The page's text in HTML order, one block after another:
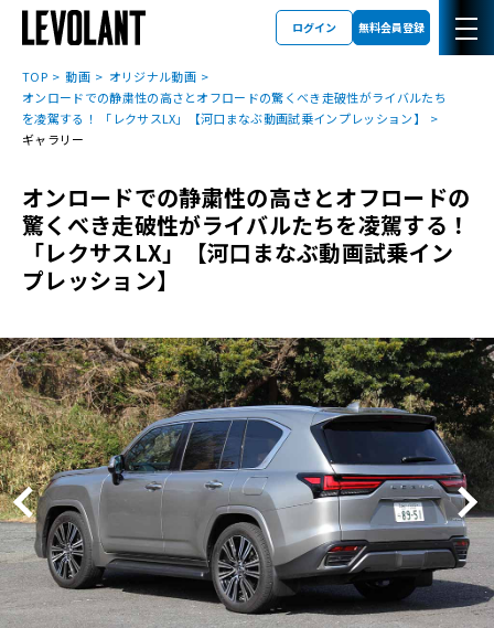
ログイン 無料会員登録
TOP 動画
オリジナル動画
オンロードでの静粛性の高さとオフロードの驚くべき走破性がライバルたち
を凌駕する！ 「レクサスLX」【河口まなぶ動画試乗インプレッション】
ギャラリー
オンロードでの静粛性の高さとオフロードの
驚くべき走破性がライバルたちを凌駕する！
「レクサスLX」【河口まなぶ動画試乗イン
プレッション】